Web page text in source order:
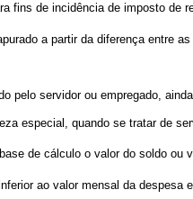
fins de incidência de imposto
a partir da diferença entre
servidor ou empregado,
quando se tratar de
de cálculo o valor do soldo ou
ao valor mensal da